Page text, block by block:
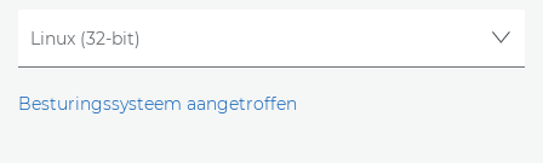
Besturingssysteem aangetroffen